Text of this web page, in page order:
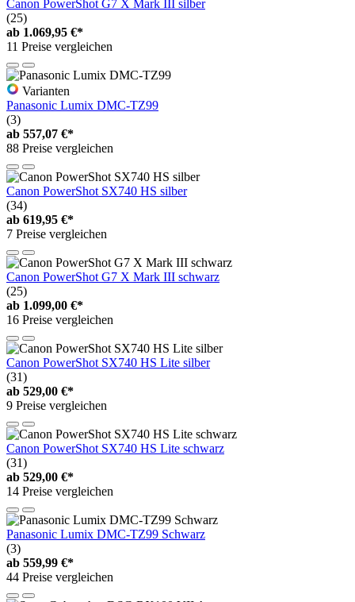
Canon PowerShot G7 X Mark III silber
(25)
ab 1.069,95 €*
11 Preise vergleichen
Varianten
Panasonic Lumix DMC-TZ99
(3)
ab 557,07 €*
88 Preise vergleichen
Canon PowerShot SX740 HS silber
(34)
ab 619,95 €*
7 Preise vergleichen
Canon PowerShot G7 X Mark III schwarz
(25)
ab 1.099,00 €*
16 Preise vergleichen
Canon PowerShot SX740 HS Lite silber
(31)
ab 529,00 €*
9 Preise vergleichen
Canon PowerShot SX740 HS Lite schwarz
(31)
ab 529,00 €*
14 Preise vergleichen
Panasonic Lumix DMC-TZ99 Schwarz
(3)
ab 559,99 €*
44 Preise vergleichen